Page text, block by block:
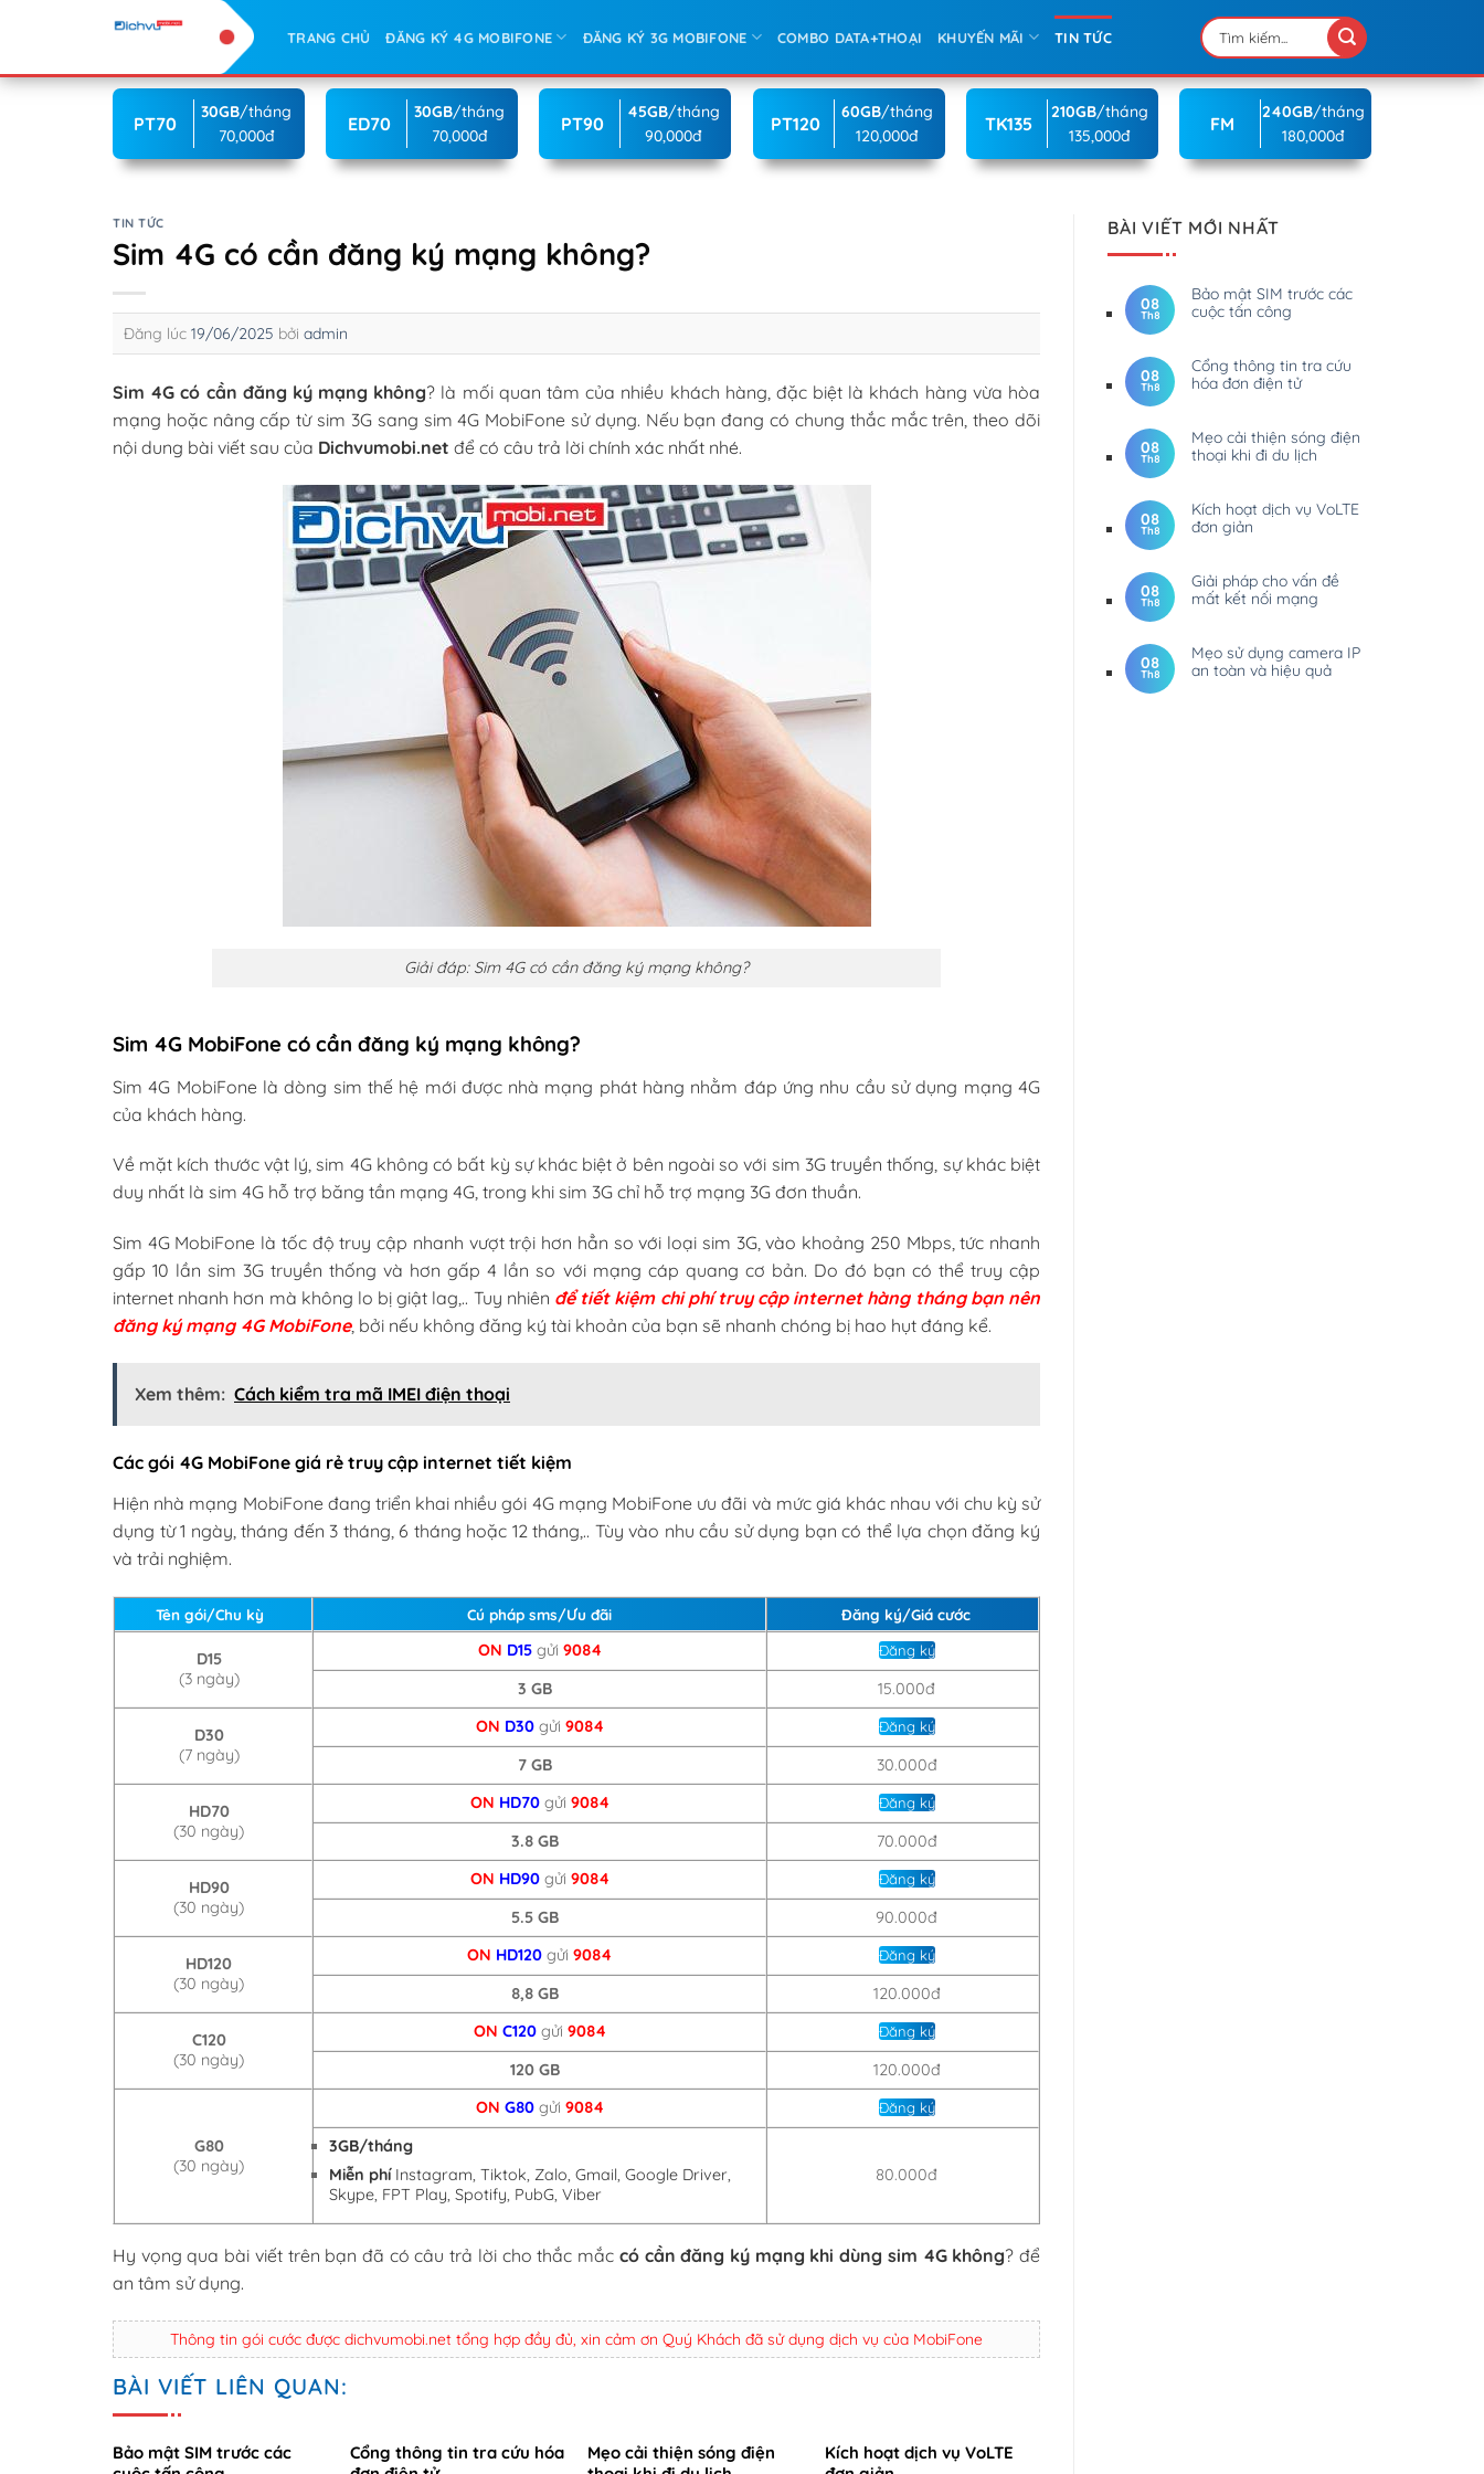
content
TRANG CHỦ ĐĂNG KÝ 4G MOBIFONE ĐĂNG KÝ 3G MOBIFONE COMBO DATA+THOẠI KHUYẾN MÃI TIN TỨC
PT70
30GB/tháng
70,000đ
ED70
30GB/tháng
70,000đ
PT90
45GB/tháng
90,000đ
PT120
60GB/tháng
120,000đ
TK135
210GB/tháng
135,000đ
FM
240GB/tháng
180,000đ
TIN TỨC
Sim 4G có cần đăng ký mạng không?
Đăng lúc 19/06/2025 bởi admin
Sim 4G có cần đăng ký mạng không? là mối quan tâm của nhiều khách hàng, đặc biệt là khách hàng vừa hòa
mạng hoặc nâng cấp từ sim 3G sang sim 4G MobiFone sử dụng. Nếu bạn đang có chung thắc mắc trên, theo dõi
nội dung bài viết sau của Dichvumobi.net để có câu trả lời chính xác nhất nhé.
Giải đáp: Sim 4G có cần đăng ký mạng không?
Sim 4G MobiFone có cần đăng ký mạng không?
Sim 4G MobiFone là dòng sim thế hệ mới được nhà mạng phát hàng nhằm đáp ứng nhu cầu sử dụng mạng 4G
của khách hàng.
Về mặt kích thước vật lý, sim 4G không có bất kỳ sự khác biệt ở bên ngoài so với sim 3G truyền thống, sự khác biệt
duy nhất là sim 4G hỗ trợ băng tần mạng 4G, trong khi sim 3G chỉ hỗ trợ mạng 3G đơn thuần.
Sim 4G MobiFone là tốc độ truy cập nhanh vượt trội hơn hẳn so với loại sim 3G, vào khoảng 250 Mbps, tức nhanh
gấp 10 lần sim 3G truyền thống và hơn gấp 4 lần so với mạng cáp quang cơ bản. Do đó bạn có thể truy cập
internet nhanh hơn mà không lo bị giật lag,.. Tuy nhiên để tiết kiệm chi phí truy cập internet hàng tháng bạn nên
đăng ký mạng 4G MobiFone, bởi nếu không đăng ký tài khoản của bạn sẽ nhanh chóng bị hao hụt đáng kể.
Xem thêm: Cách kiểm tra mã IMEI điện thoại
Các gói 4G MobiFone giá rẻ truy cập internet tiết kiệm
Hiện nhà mạng MobiFone đang triển khai nhiều gói 4G mạng MobiFone ưu đãi và mức giá khác nhau với chu kỳ sử
dụng từ 1 ngày, tháng đến 3 tháng, 6 tháng hoặc 12 tháng,.. Tùy vào nhu cầu sử dụng bạn có thể lựa chọn đăng ký
và trải nghiệm.
Tên gói/Chu kỳ Cú pháp sms/Ưu đãi Đăng ký/Giá cước
D15
(3 ngày)
ON D15gửi 9084 Đăng ký
3 GB 15.000đ
D30
(7 ngày)
ON D30gửi 9084 Đăng ký
7 GB 30.000đ
HD70
(30 ngày)
ON HD70gửi 9084 Đăng ký
3.8 GB 70.000đ
HD90
(30 ngày)
ON HD90gửi 9084 Đăng ký
5.5 GB 90.000đ
HD120
(30 ngày)
ON HD120 gửi 9084 Đăng ký
8,8 GB 120.000đ
C120
(30 ngày)
ON C120gửi 9084 Đăng ký
120 GB 120.000đ
G80
(30 ngày)
ON G80gửi 9084 Đăng ký
3GB/tháng
Miễn phíInstagram, Tiktok, Zalo, Gmail, Google Driver,
Skype, FPT Play, Spotify, PubG, Viber
80.000đ
Hy vọng qua bài viết trên bạn đã có câu trả lời cho thắc mắc có cần đăng ký mạng khi dùng sim 4G không? để
an tâm sử dụng.
Thông tin gói cước được dichvumobi.net tổng hợp đầy đủ, xin cảm ơn Quý Khách đã sử dụng dịch vụ của MobiFone
BÀI VIẾT LIÊN QUAN:
Bảo mật SIM trước các
Cổng thông tin tra cứu hóa
Mẹo cải thiện sóng điện
Kích hoạt dịch vụ VoLTE
BÀI VIẾT MỚI NHẤT
08
Th8
Bảo mật SIM trước các
cuộc tấn công
08
Th8
Cổng thông tin tra cứu
hóa đơn điện tử
08
Th8
Mẹo cải thiện sóng điện
thoại khi đi du lịch
08
Th8
Kích hoạt dịch vụ VoLTE
đơn giản
08
Th8
Giải pháp cho vấn đề
mất kết nối mạng
08
Th8
Mẹo sử dụng camera IP
an toàn và hiệu quả